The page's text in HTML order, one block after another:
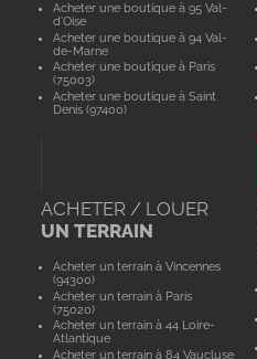
Acheter une boutique à 95 Val-
d'Oise
Acheter une boutique à 94 Val-
de-Marne
Acheter une boutique à Paris
(75003)
Acheter une boutique à Saint
Denis (97400)
ACHETER / LOUER
UN TERRAIN
Acheter un terrain à Vincennes
(94300)
Acheter un terrain à Paris
(75020)
Acheter un terrain à 44 Loire-
Atlantique
Acheter un terrain à 84 Vaucluse